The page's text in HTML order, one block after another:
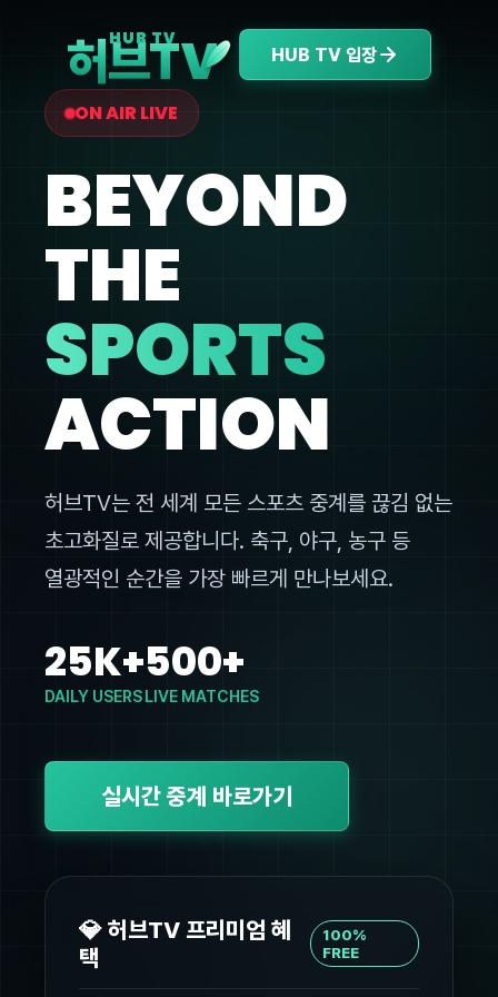
HUB TV
허브TV HUB TV 입장
ON AIR LIVE
BEYOND
THE
SPORTS
ACTION
허브TV는 전 세계 모든 스포츠 중계를 끊김 없는
초고화질로 제공합니다. 축구, 야구, 농구 등
열광적인 순간을 가장 빠르게 만나보세요.
25K+
DAILY USERS
500+
LIVE MATCHES
실시간 중계 바로가기
💎 허브TV 프리미엄 혜
택
100%
FREE